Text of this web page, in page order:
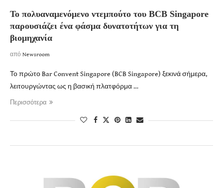
Το πολυαναμενόμενο ντεμπούτο του BCB Singapore
παρουσιάζει ένα φάσμα δυνατοτήτων για τη
βιομηχανία
από Newsroom
Το πρώτο Bar Convent Singapore (BCB Singapore) ξεκινά σήμερα,
λειτουργώντας ως η βασική πλατφόρμα …
Περισσότερα